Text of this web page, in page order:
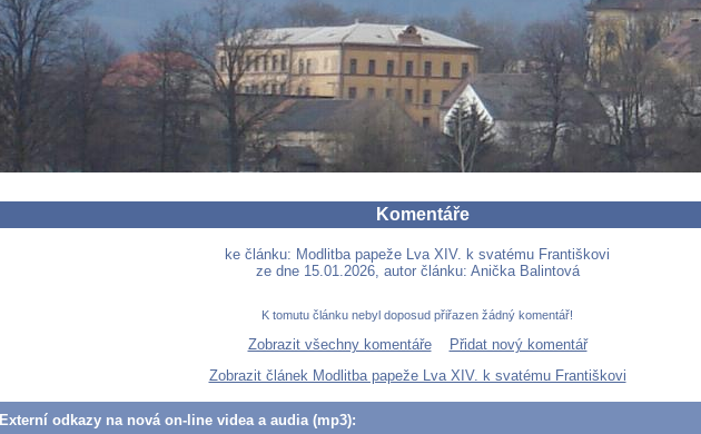
Komentáře
ke článku: Modlitba papeže Lva XIV. k svatému Františkovi
ze dne 15.01.2026, autor článku: Anička Balintová
K tomutu článku nebyl doposud přiřazen žádný komentář!
Zobrazit všechny komentáře
Přidat nový komentář
Zobrazit článek Modlitba papeže Lva XIV. k svatému Františkovi
Externí odkazy na nová on-line videa a audia (mp3):